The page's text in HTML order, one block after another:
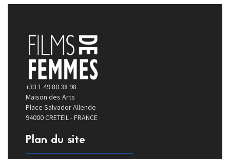
+33 1 49 80 38 98
Maison des Arts
Place Salvador Allende
94000 CRETEIL - FRANCE
Plan du site